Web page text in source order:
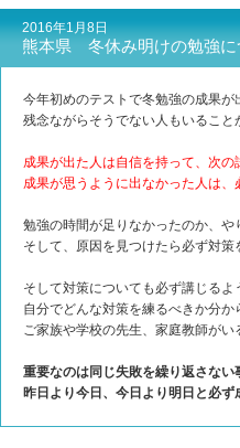
2016年1月8日
熊本県 冬休み明けの勉強に
今年初めのテストで冬勉強の成果が
残念ながらそうでない人もいること
成果が出た人は自信を持って、次の
成果が思うように出なかった人は
勉強の時間が足りなかったのか、
そして、原因を見つけたら必ず対
そして対策についても必ず講じるよ
自分でどんな対策を練るべきか分か
ご家族や学校の先生、家庭教師が
重要なのは同じ失敗を繰り返さない
昨日より今日、今日より明日と必